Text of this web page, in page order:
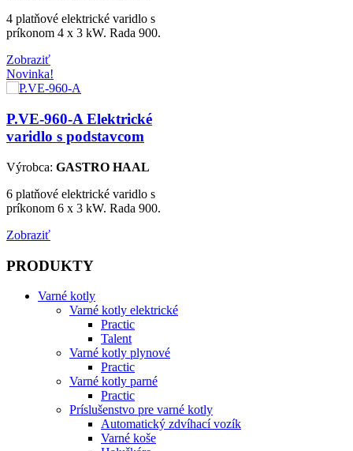
4 platňové elektrické varidlo s
príkonom 4 x 3 kW. Rada 900.
Zobraziť
Novinka!
P.VE-960-A Elektrické
varidlo s podstavcom
Výrobca: GASTRO HAAL
6 platňové elektrické varidlo s
príkonom 6 x 3 kW. Rada 900.
Zobraziť
PRODUKTY
Varné kotly
Varné kotly elektrické
Practic
Talent
Varné kotly plynové
Practic
Varné kotly parné
Practic
Príslušenstvo pre varné kotly
Automatický zdvíhací vozík
Varné koše